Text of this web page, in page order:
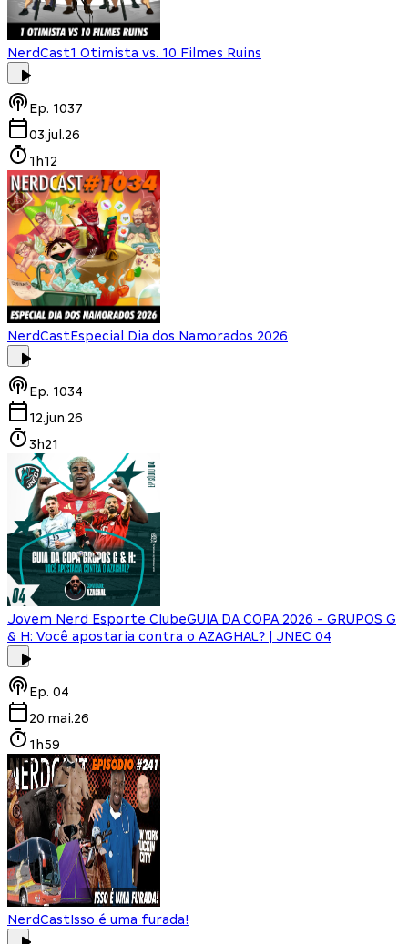
NerdCast1 Otimista vs. 10 Filmes Ruins
Ep. 1037
03.jul.26
1h12
NerdCastEspecial Dia dos Namorados 2026
Ep. 1034
12.jun.26
3h21
Jovem Nerd Esporte ClubeGUIA DA COPA 2026 - GRUPOS G
& H: Você apostaria contra o AZAGHAL? | JNEC 04
Ep. 04
20.mai.26
1h59
NerdCastIsso é uma furada!